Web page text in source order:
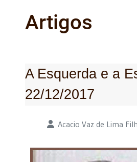
Artigos
A Esquerda e a
22/12/2017
Detalhes Acacio Vaz de Lima